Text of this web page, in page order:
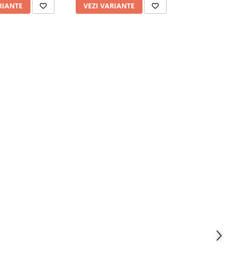
VEZI VARIANTE